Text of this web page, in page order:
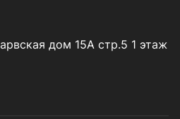
дом 15А стр.5 1 этаж